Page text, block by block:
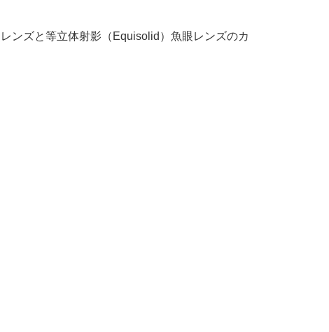
ンズと等立体射影（Equisolid）魚眼レンズのカ